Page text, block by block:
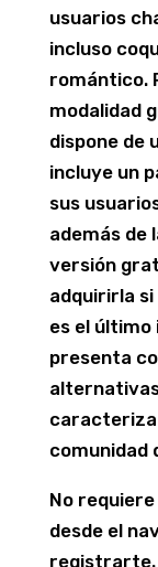
usuarios
incluso
romántico.
modalidad
dispone de
incluye un
sus
además de
versión
adquirirla
es el
presenta
caracteriza
comunidad
No
desde el
registrarte.